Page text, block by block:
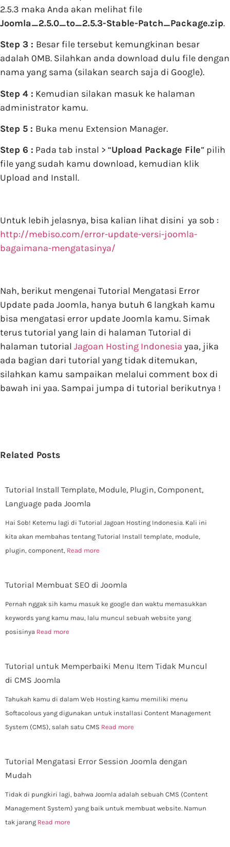
2.5.3 maka Anda akan melihat file
Joomla_2.5.0_to_2.5.3-Stable-Patch_Package.zip.
Step 3 : Besar file tersebut kemungkinan besar
adalah 0MB. Silahkan anda download dulu file dengan
nama yang sama (silakan search saja di Google).
Step 4 : Kemudian silakan masuk ke halaman
administrator kamu.
Step 5 : Buka menu Extension Manager.
Step 6 : Pada tab instal > “Upload Package File” pilih
file yang sudah kamu download, kemudian klik
Upload and Install.
Untuk lebih jelasnya, bisa kalian lihat disini ya sob :
http://mebiso.com/error-update-versi-joomla-
bagaimana-mengatasinya/
Nah, berikut mengenai Tutorial Mengatasi Error
Update pada Joomla, hanya butuh 6 langkah kamu
bisa mengatasi error update Joomla kamu. Simak
terus tutorial yang lain di halaman Tutorial di
halaman tutorial Jagoan Hosting Indonesia yaa, jika
ada bagian dari tutorial yang tidak ditemukan,
silahkan kamu sampaikan melalui comment box di
bawah ini yaa. Sampai jumpa di tutorial berikutnya !
Related Posts
Tutorial Install Template, Module, Plugin, Component,
Language pada Joomla
Hai Sob! Ketemu lagi di Tutorial Jagoan Hosting Indonesia. Kali ini
kita akan membahas tentang Tutorial Install template, module,
plugin, component, Read more
Tutorial Membuat SEO di Joomla
Pernah nggak sih kamu masuk ke google dan waktu memasukkan
keywords yang kamu mau, lalu muncul sebuah website yang
posisinya Read more
Tutorial untuk Memperbaiki Menu Item Tidak Muncul
di CMS Joomla
Tahukah kamu di dalam Web Hosting kamu memiliki menu
Softacolous yang digunakan untuk installasi Content Management
System (CMS), salah satu CMS Read more
Tutorial Mengatasi Error Session Joomla dengan
Mudah
Tidak di pungkiri lagi, bahwa Joomla adalah sebuah CMS (Content
Management System) yang baik untuk membuat website. Namun
tak jarang Read more